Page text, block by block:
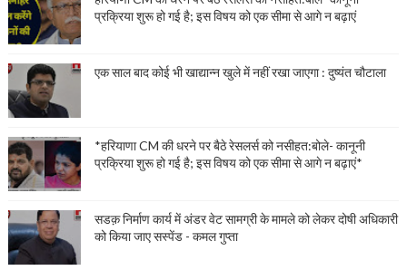
प्रक्रिया शुरू हो गई है; इस विषय को एक सीमा से आगे न बढ़ाएं
एक साल बाद कोई भी खाद्यान्न खुले में नहीं रखा जाएगा : दुष्यंत चौटाला
*हरियाणा CM की धरने पर बैठे रेसलर्स को नसीहत:बोले- कानूनी
प्रक्रिया शुरू हो गई है; इस विषय को एक सीमा से आगे न बढ़ाएं*
सडक़ निर्माण कार्य में अंडर वेट सामग्री के मामले को लेकर दोषी अधिकारी
को किया जाए सस्पेंड - कमल गुप्ता